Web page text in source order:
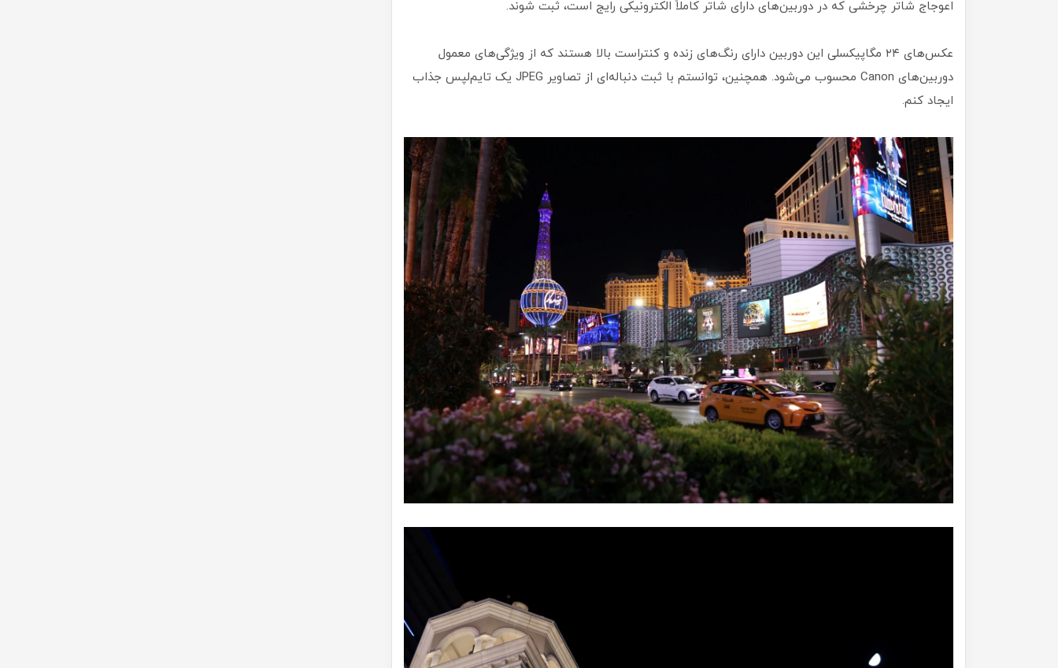
اعوجاج شاتر چرخشی که در دوربین‌های دارای شاتر کاملاً الکترونیکی رایج است، ثبت شوند.
عکس‌های ۲۴ مگاپیکسلی این دوربین دارای رنگ‌های زنده و کنتراست بالا هستند که از ویژگی‌های معمول
دوربین‌های Canon محسوب می‌شود. همچنین، توانستم با ثبت دنباله‌ای از تصاویر JPEG یک تایم‌لپس جذاب
ایجاد کنم.